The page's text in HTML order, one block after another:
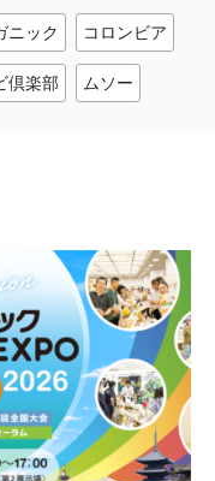
ニック コロンビア
倶楽部 ムソー